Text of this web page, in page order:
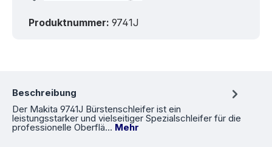
Produktnummer: 9741J
Beschreibung
Der Makita 9741J Bürstenschleifer ist ein
leistungsstarker und vielseitiger Spezialschleifer für die
professionelle Oberflä… Mehr